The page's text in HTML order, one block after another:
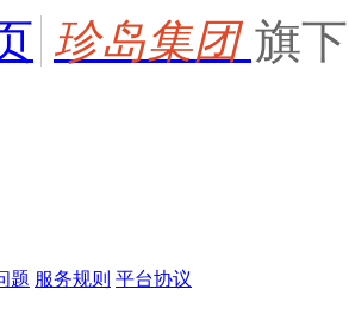
珍岛集团 旗
题 服务规则 平台协议